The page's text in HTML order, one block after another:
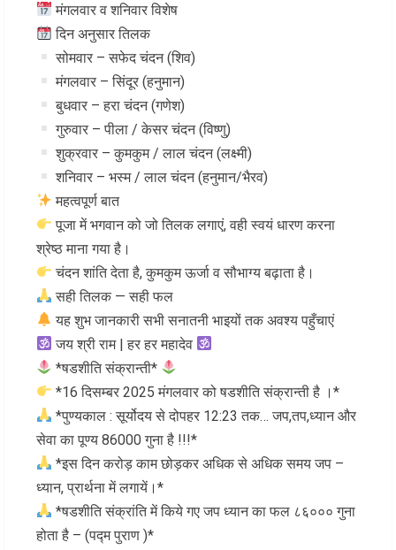
मंगलवार व शनिवार विशेष
दिन अनुसार तिलक
सोमवार – सफेद चंदन (शिव)
मंगलवार – सिंदूर (हनुमान)
बुधवार – हरा चंदन (गणेश)
गुरुवार – पीला / केसर चंदन (विष्णु)
शुक्रवार – कुमकुम / लाल चंदन (लक्ष्मी)
शनिवार – भस्म / लाल चंदन (हनुमान/भैरव)
महत्वपूर्ण बात
पूजा में भगवान को जो तिलक लगाएं, वही स्वयं धारण करना
श्रेष्ठ माना गया है।
चंदन शांति देता है, कुमकुम ऊर्जा व सौभाग्य बढ़ाता है।
सही तिलक — सही फल
यह शुभ जानकारी सभी सनातनी भाइयों तक अवश्य पहुँचाएं
जय श्री राम | हर हर महादेव
*षडशीति संक्रान्ती*
*16 दिसम्बर 2025 मंगलवार को षडशीति संक्रान्ती है ।*
*पुण्यकाल : सूर्योदय से दोपहर 12:23 तक… जप,तप,ध्यान और
सेवा का पूण्य 86000 गुना है !!!*
*इस दिन करोड़ काम छोड़कर अधिक से अधिक समय जप –
ध्यान, प्रार्थना में लगायें।*
*षडशीति संक्रांति में किये गए जप ध्यान का फल ८६००० गुना
होता है – (पद्म पुराण )*